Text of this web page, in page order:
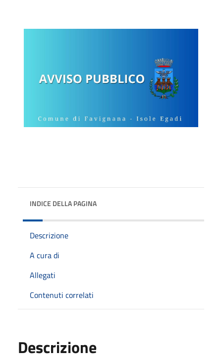
INDICE DELLA PAGINA
Descrizione
A cura di
Allegati
Contenuti correlati
Descrizione